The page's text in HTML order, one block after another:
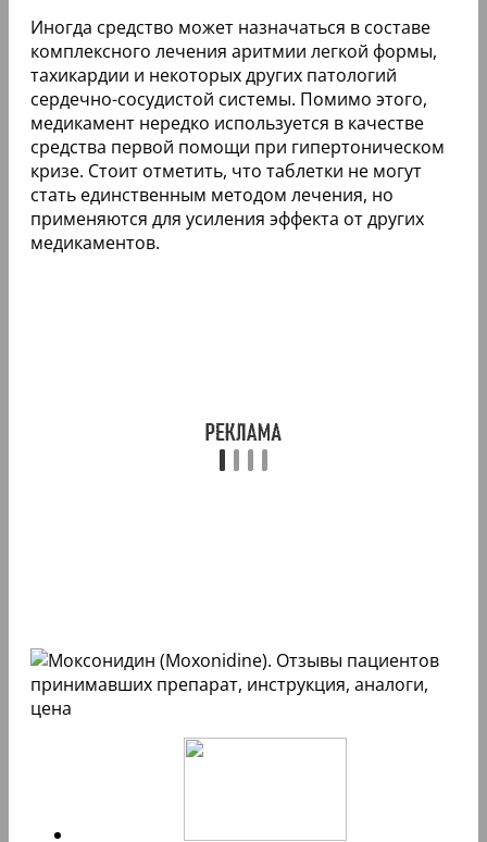
Иногда средство может назначаться в составе
комплексного лечения аритмии легкой формы,
тахикардии и некоторых других патологий
сердечно-сосудистой системы. Помимо этого,
медикамент нередко используется в качестве
средства первой помощи при гипертоническом
кризе. Стоит отметить, что таблетки не могут
стать единственным методом лечения, но
применяются для усиления эффекта от других
медикаментов.